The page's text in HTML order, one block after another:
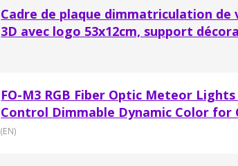
Cadre de plaque dimmatriculation
3D avec logo 53x12cm, support
FO-M3 RGB Fiber Optic Meteor
Control Dimmable Dynamic Color for
(EN)